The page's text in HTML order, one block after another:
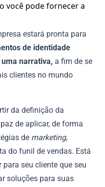
você pode fornecer a
estará pronta para
de identidade
narrativa, a fim de se
clientes no mundo
da definição da
de aplicar, de forma
de marketing,
do funil de vendas. Está
seu cliente que seu
soluções para suas